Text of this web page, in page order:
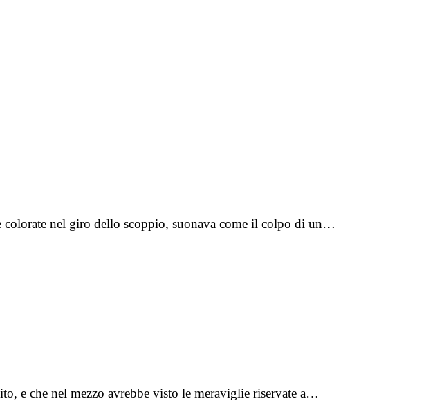
nel giro dello scoppio, suonava come il colpo di un…
e che nel mezzo avrebbe visto le meraviglie riservate a…